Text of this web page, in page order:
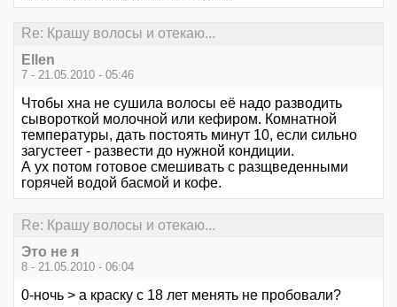
Re: Крашу волосы и отекаю...
Ellen
7 - 21.05.2010 - 05:46
Чтобы хна не сушила волосы её надо разводить
сывороткой молочной или кефиром. Комнатной
температуры, дать постоять минут 10, если сильно
загустеет - развести до нужной кондиции.
А ух потом готовое смешивать с разщведенными
горячей водой басмой и кофе.
Re: Крашу волосы и отекаю...
Это не я
8 - 21.05.2010 - 06:04
0-ночь > а краску с 18 лет менять не пробовали?